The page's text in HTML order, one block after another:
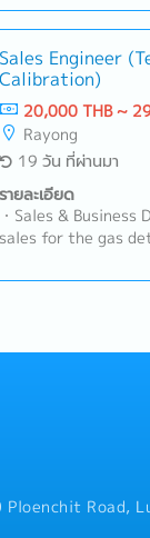
applications. This
relationships,
supporting RFQ
conversion of
aligned to company
& Technical
relationships with
customers• Act as
technical
Understand
applications, and
solutions• Support
nonwoven
convert to
and commercial
Management•
teams
submit quotations
Sales Engineer
Calibration)
20,000 THB ~
Rayong
19 วัน ที่ผ่านมา
รายละเอียด
・Sales &
sales for the gas
Gas.- Visit clients
prepare
maintaining a
perform annual
services
replacements,
Contacts), and
Road,